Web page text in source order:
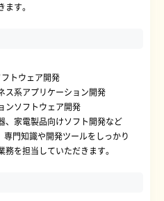
す。
トウェア開発
ス系アプリケーション開発
ンソフトウェア開発
、家電製品向けソフト開発など
門知識や開発ツールをしっかり
を担当していただきます。